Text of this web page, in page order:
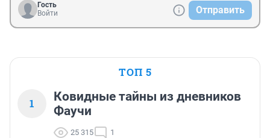
Гость
Войти
Отправить
ТОП 5
1
Ковидные тайны из дневников
Фаучи
25 315 1